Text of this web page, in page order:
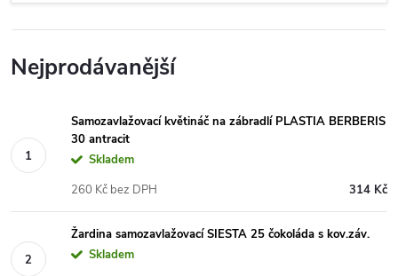
Nejprodávanější
Samozavlažovací květináč na zábradlí PLASTIA BERBERIS
30 antracit
Skladem
314 Kč
260 Kč bez DPH
Žardina samozavlažovací SIESTA 25 čokoláda s kov.záv.
Skladem